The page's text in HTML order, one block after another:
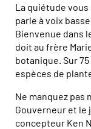
La quiétude
parle à voix
Bienvenue dans
doit au frère
botanique. Sur
espèces de
Ne manquez pas
Gouverneur et
concepteur Ken